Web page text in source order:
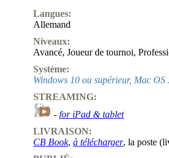
Langues:
Allemand
Niveaux:
Avancé, Joueur de tournoi,
Système:
Windows 10 ou supérieur, Mac
STREAMING:
- for iPad & tablet
LIVRAISON:
CB Book, à télécharger, la poste